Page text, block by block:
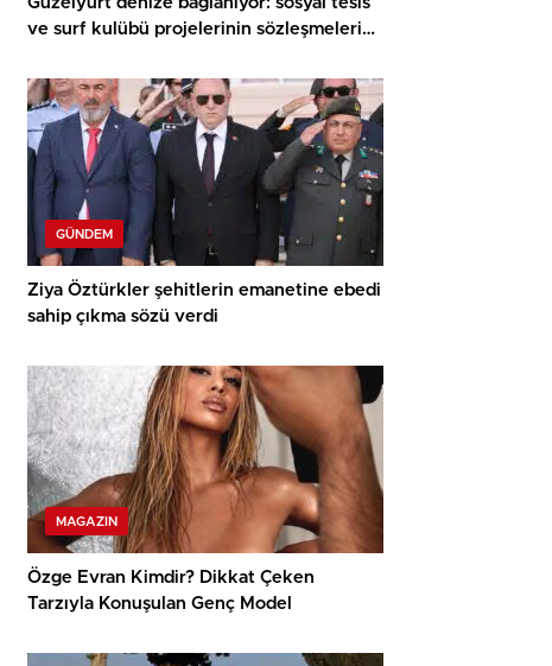
ve surf kulübü projelerinin sözleşmeleri
GÜNDEM
Ziya Öztürkler şehitlerin emanetine ebedi
sahip çıkma sözü verdi
MAGAZIN
Özge Evran Kimdir? Dikkat Çeken
Tarzıyla Konuşulan Genç Model